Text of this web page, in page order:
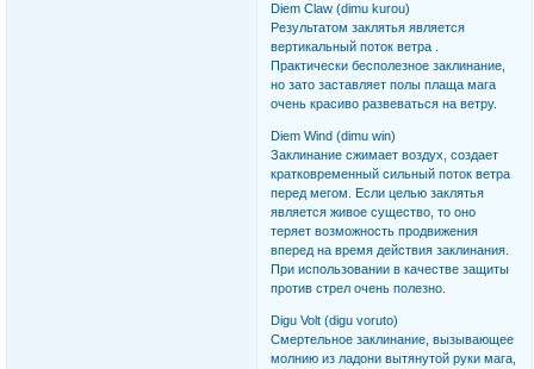
Diem Claw (dimu kurou)
Результатом заклятья является
вертикальный поток ветра .
Практически бесполезное заклинание,
но зато заставляет полы плаща мага
очень красиво развеваться на ветру.
Diem Wind (dimu win)
Заклинание сжимает воздух, создает
кратковременный сильный поток ветра
перед мегом. Если целью заклятья
является живое существо, то оно
теряет возможность продвижения
вперед на время действия заклинания.
При использовании в качестве защиты
против стрел очень полезно.
Digu Volt (digu voruto)
Смертельное заклинание, вызывающее
молнию из ладони вытянутой руки мага,